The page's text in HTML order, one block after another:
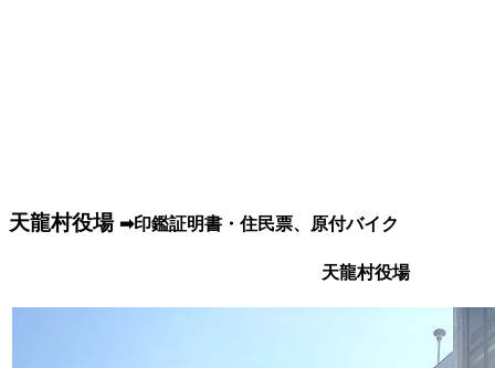
天龍村役場 ➡印鑑証明書・住民票、原付バイク
天龍村役場